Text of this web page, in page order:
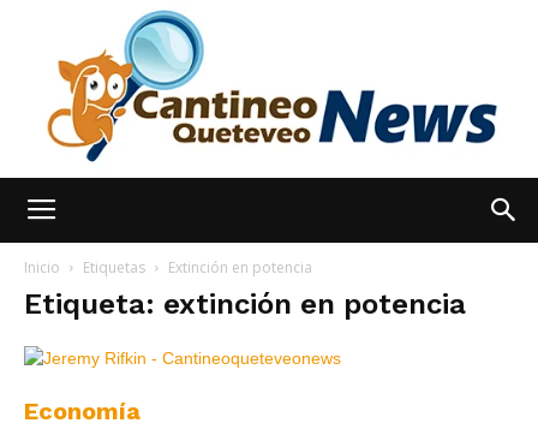
Inicio Etiquetas Extinción en potencia
Etiqueta: extinción en potencia
Economía